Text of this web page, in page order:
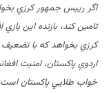
اگر رييس جمهور کرزي
تامين کند، بازنده اين
کرزي بخواهد که با تضعيف
اردوي پاکستان، امنيت
خواب طلايي پاکستان